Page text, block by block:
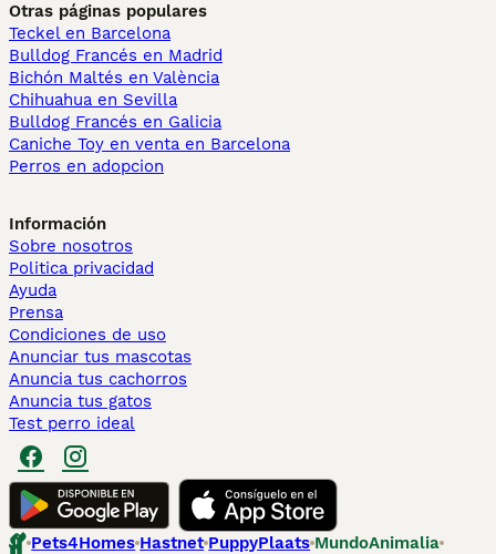
Otras páginas populares
Teckel en Barcelona
Bulldog Francés en Madrid
Bichón Maltés en València
Chihuahua en Sevilla
Bulldog Francés en Galicia
Caniche Toy en venta en Barcelona
Perros en adopcion
Información
Sobre nosotros
Politica privacidad
Ayuda
Prensa
Condiciones de uso
Anunciar tus mascotas
Anuncia tus cachorros
Anuncia tus gatos
Test perro ideal
Pets4Homes Hastnet PuppyPlaats MundoAnimalia